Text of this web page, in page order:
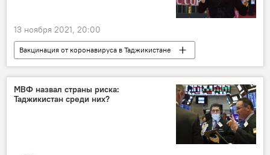
13 ноября 2021, 20:00
Вакцинация от коронавируса в Таджикистане
Таджикистан
Шабнам Сурайё
коронавирус
МВФ назвал страны риска:
Таджикистан среди них?